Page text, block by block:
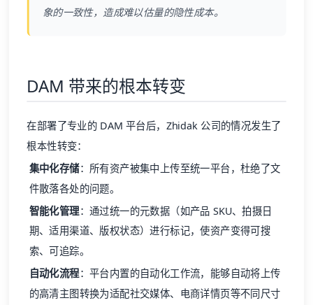
象的一致性，造成难以估量的隐性成本。
DAM 带来的根本转变
在部署了专业的 DAM 平台后，Zhidak 公司的情况发生了
根本性转变：
集中化存储：所有资产被集中上传至统一平台，杜绝了文
件散落各处的问题。
智能化管理：通过统一的元数据 （如产品 SKU、拍摄日
期、适用渠道、版权状态）进行标记，使资产变得可搜
索、可追踪。
自动化流程：平台内置的自动化工作流，能够自动将上传
的高清主图转换为适配社交媒体、电商详情页等不同尺寸